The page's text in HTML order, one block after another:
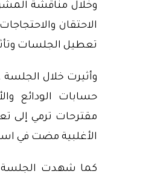
وخلال مناقشة
الاحتقان
تعطيل الجلسات
وأثيرت خلال
حسابات الودائع
مقترحات ترمي إلى
الأغلبية مضت في
كما شهدت الجلسة